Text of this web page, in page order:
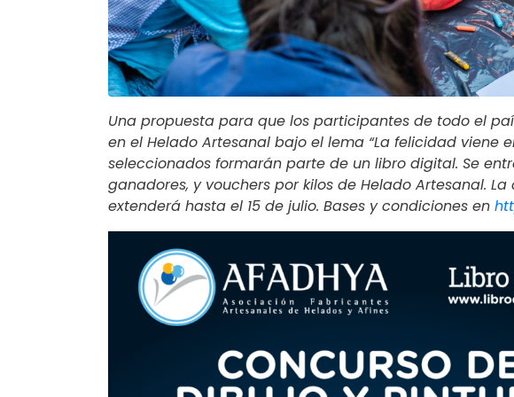
Una propuesta para que los participantes de todo el
en el Helado Artesanal bajo el lema “La felicidad viene
seleccionados formarán parte de un libro digital. Se
ganadores, y vouchers por kilos de Helado Artesanal.
extenderá hasta el 15 de julio. Bases y condiciones en